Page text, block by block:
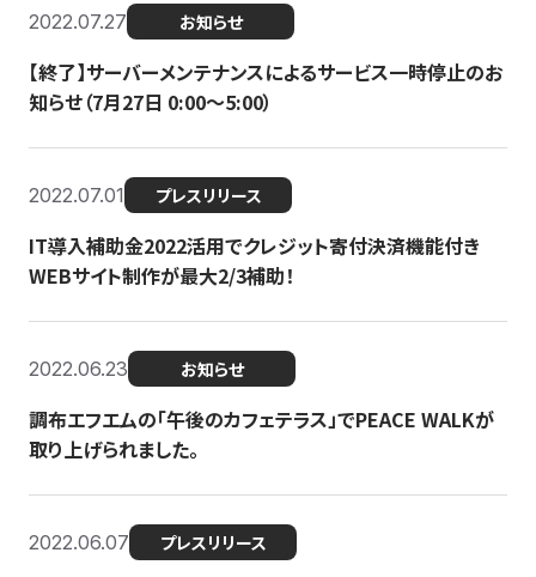
2022.07.27 お知らせ
【終了】サーバーメンテナンスによるサービス一時停止のお
知らせ（7月27日 0:00〜5:00）
2022.07.01 プレスリリース
IT導入補助金2022活用でクレジット寄付決済機能付き
WEBサイト制作が最大2/3補助！
2022.06.23 お知らせ
調布エフエムの「午後のカフェテラス」でPEACE WALKが
取り上げられました。
2022.06.07 プレスリリース